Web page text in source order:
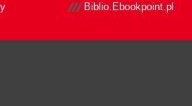
Biblio.Ebookpoint.pl